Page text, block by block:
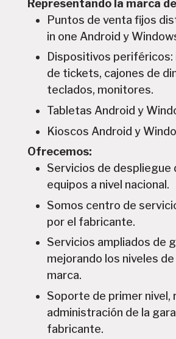
Representando la marca
Puntos de venta fijos
in one Android y
Dispositivos
de tickets, cajones de
teclados, monitores.
Tabletas Android y
Kioscos Android y
Ofrecemos:
Servicios de despliegue
equipos a nivel nacional.
Somos centro de
por el fabricante.
Servicios ampliados de
mejorando los niveles
marca.
Soporte de primer nivel,
administración de la
fabricante.